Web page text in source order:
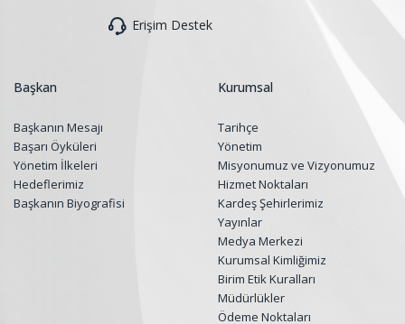
Erişim Destek
Başkan
Başkanın Mesajı
Başarı Öyküleri
Yönetim İlkeleri
Hedeflerimiz
Başkanın Biyografisi
Kurumsal
Tarihçe
Yönetim
Misyonumuz ve Vizyonumuz
Hizmet Noktaları
Kardeş Şehirlerimiz
Yayınlar
Medya Merkezi
Kurumsal Kimliğimiz
Birim Etik Kuralları
Müdürlükler
Ödeme Noktaları